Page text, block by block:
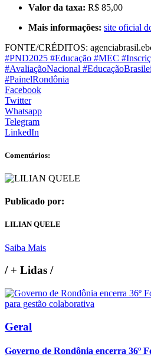
Valor da taxa: R$ 85,00
Mais informações: site oficial
FONTE/CRÉDITOS:
#PND2025 #Educação #MEC
#AvaliaçãoNacional
#PainelRondônia
Facebook
Twitter
Whatsapp
Telegram
LinkedIn
Comentários:
Publicado por:
LILIAN QUELE
Saiba Mais
/+ Lidas /
Geral
Governo de Rondônia encerra 36º